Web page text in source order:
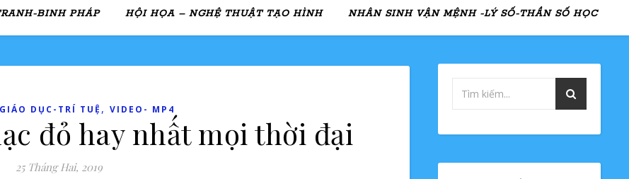
BINH PHÁP HỘI HỌA – NGHỆ THUẬT TẠO HÌNH NHÂN SINH VẬN MỆNH -LÝ SỐ-THẦN SỐ HỌC
DỤC-TRÍ TUỆ , VIDEO- MP4
đỏ hay nhất mọi thời đại
25 Tháng Hai, 2019